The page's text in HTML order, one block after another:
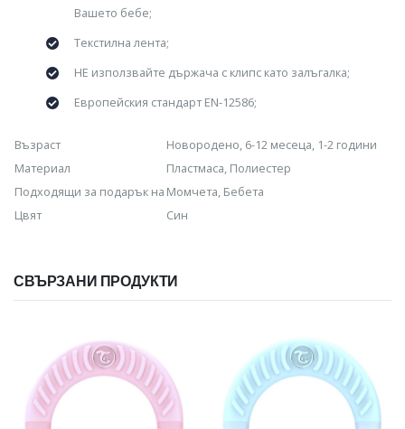
Вашето бебе;
Текстилна лента;
НЕ използвайте държача с клипс като залъгалка;
Европейския стандарт EN-12586;
Възраст
Новородено, 6-12 месеца, 1-2 години
Материал
Пластмаса, Полиестер
Подходящи за подарък на Момчета, Бебета
Цвят
Син
СВЪРЗАНИ ПРОДУКТИ